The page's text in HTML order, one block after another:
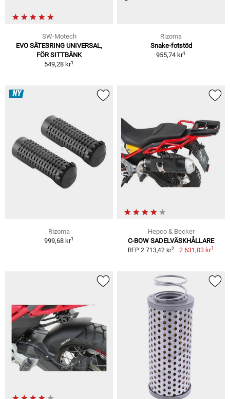
SW-Motech
EVO SÄTESRING UNIVERSAL,
FÖR SITTBÄNK
549,28 kr1
Rizoma
Snake-fotstöd
955,74 kr1
NY
Rizoma
999,68 kr1
Hepco & Becker
C-BOW SADELVÄSKHÅLLARE
RFP 2 713,42 kr2 2 631,03 kr1